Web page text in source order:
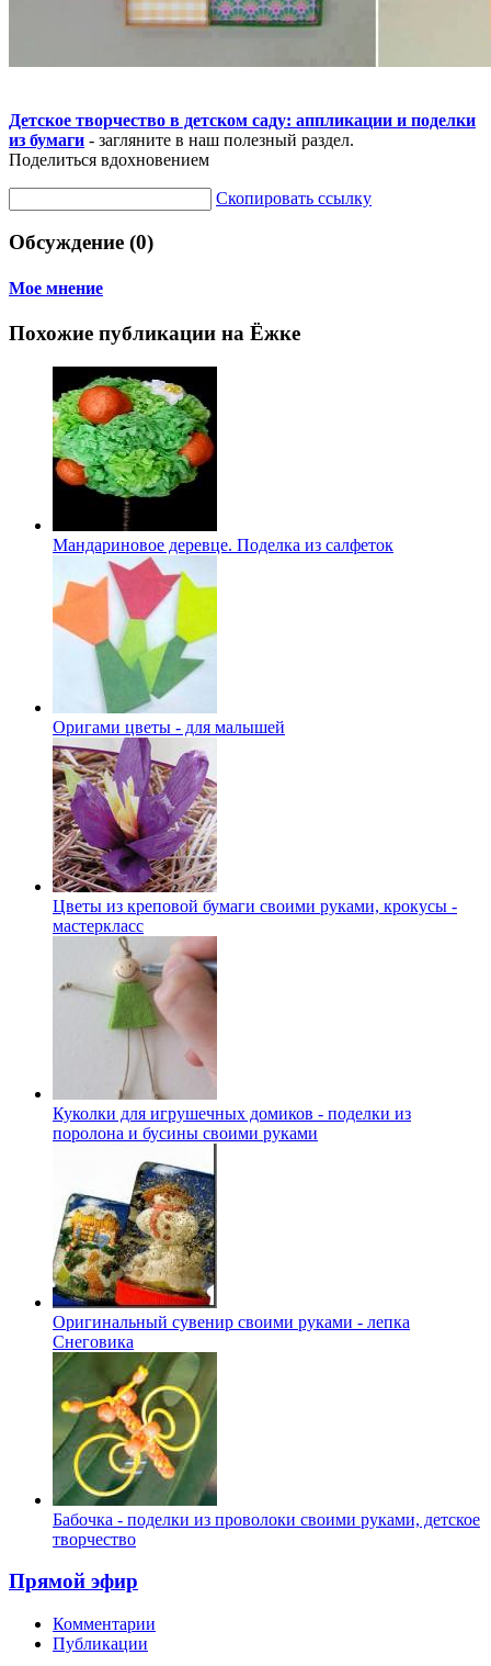
Детское творчество в детском саду: аппликации и поделки
из бумаги - загляните в наш полезный раздел.
Поделиться вдохновением
Скопировать ссылку
Обсуждение (0)
Мое мнение
Похожие публикации на Ёжке
Мандариновое деревце. Поделка из салфеток
Оригами цветы - для малышей
Цветы из креповой бумаги своими руками, крокусы -
мастеркласс
Куколки для игрушечных домиков - поделки из
поролона и бусины своими руками
Оригинальный сувенир своими руками - лепка
Снеговика
Бабочка - поделки из проволоки своими руками, детское
творчество
Прямой эфир
Комментарии
Публикации